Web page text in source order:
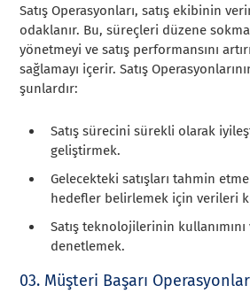
Satış Operasyonları, satış ekibinin
odaklanır. Bu, süreçleri düzene
yönetmeyi ve satış performansını
sağlamayı içerir. Satış
şunlardır:
Satış sürecini sürekli olarak
geliştirmek.
Gelecekteki satışları tahmin
hedefler belirlemek için verileri
Satış teknolojilerinin
denetlemek.
03. Müşteri Başarı